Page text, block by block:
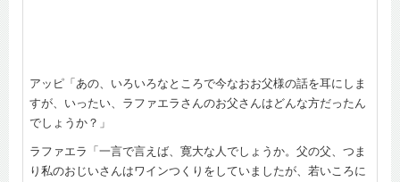
アッピ「あの、いろいろなところで今なおお父様の話を耳にしま
すが、いったい、ラファエラさんのお父さんはどんな方だったん
でしょうか？」
ラファエラ「一言で言えば、寛大な人でしょうか。父の父、つま
り私のおじいさんはワインつくりをしていましたが、若いころに